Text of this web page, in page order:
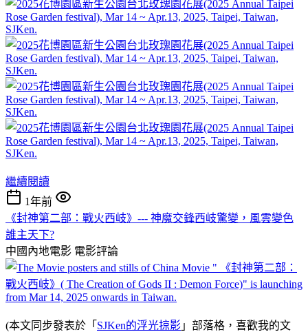
繼續閱讀
1年前
《封神第二部：戰火西岐》--- 神魔交鋒西岐驚變，風雲變色
誰主天下?
中國內地電影 電影評論
(本文同步發表於「 SJKen的浮光掠影 」部落格，喜歡我的文